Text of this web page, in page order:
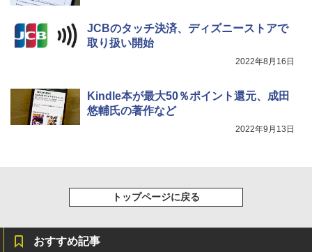
JCBのタッチ決済、ディズニーストアで
取り扱い開始
2022年8月16日
Kindle本が最大50％ポイント還元、成田
悠輔氏の著作など
2022年9月13日
トップページに戻る
おすすめ記事